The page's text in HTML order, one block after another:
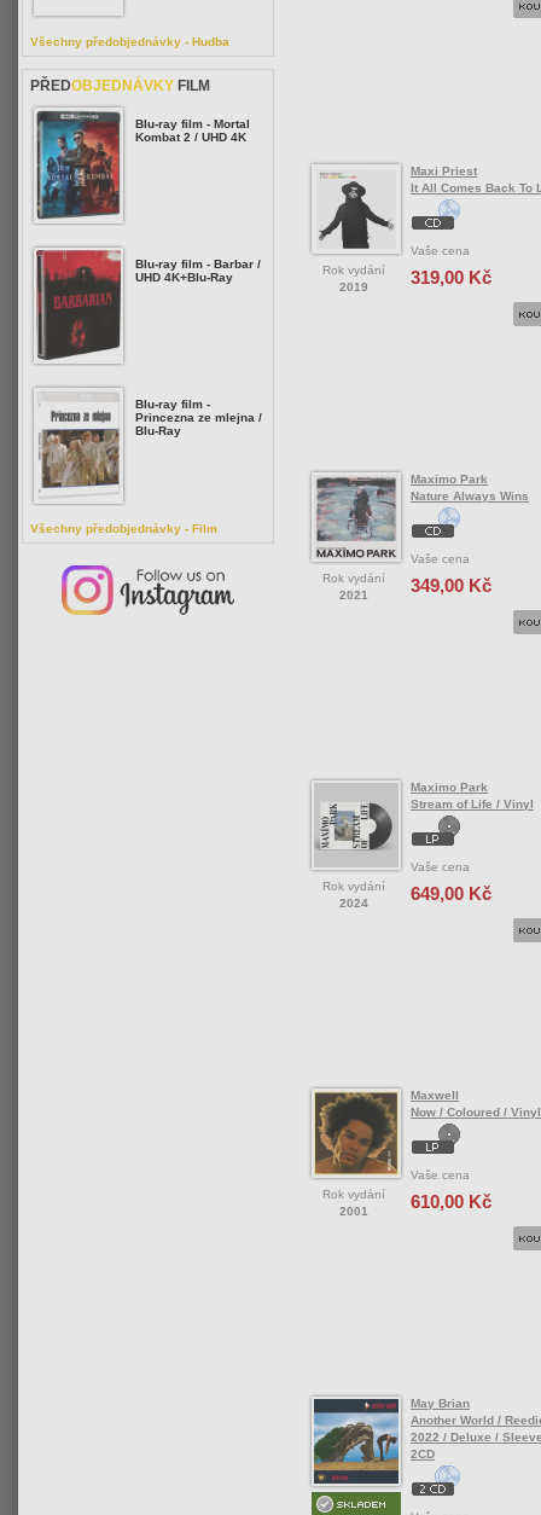
Rok vydání
2019
Maxi Priest
It All Comes Back To
Vaše cena
319,00 Kč
Rok vydání
2021
Maximo Park
Nature Always Wins
Vaše cena
349,00 Kč
Rok vydání
2024
Maximo Park
Stream of Life / Vinyl
Vaše cena
649,00 Kč
Rok vydání
2001
Maxwell
Now / Coloured / Vinyl
Vaše cena
610,00 Kč
May Brian
Another World /
2022 / Deluxe /
2CD
Všechny předobjednávky - Hudba
PŘEDOBJEDNÁVKY FILM
Blu-ray film - Mortal
Kombat 2 / UHD 4K
Blu-ray film - Barbar /
UHD 4K+Blu-Ray
Blu-ray film -
Princezna ze mlejna /
Blu-Ray
Všechny předobjednávky - Film